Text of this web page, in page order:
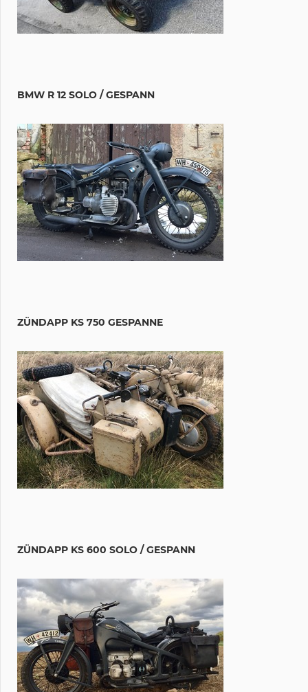
BMW R 12 SOLO / GESPANN
ZÜNDAPP KS 750 GESPANNE
ZÜNDAPP KS 600 SOLO / GESPANN